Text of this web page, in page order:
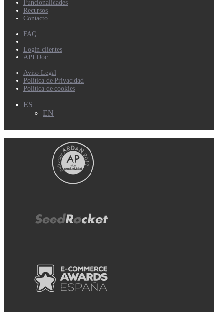
Funcionalidades
Recursos
Contacto
FAQ
Login clientes
API Doc
Aviso Legal
Política de Privacidad
Política de cookies
ES
EN